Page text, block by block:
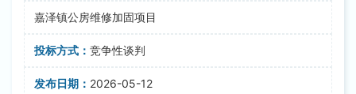
嘉泽镇公房维修加固项目
竞争性谈判
2026-05-12